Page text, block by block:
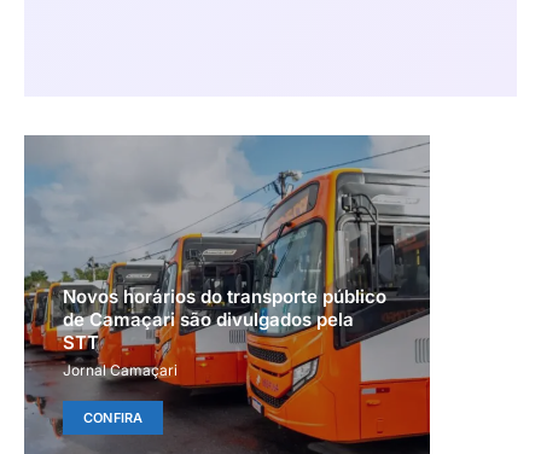
Novos horários do transporte público
de Camaçari são divulgados pela
STT
Jornal Camaçari
CONFIRA